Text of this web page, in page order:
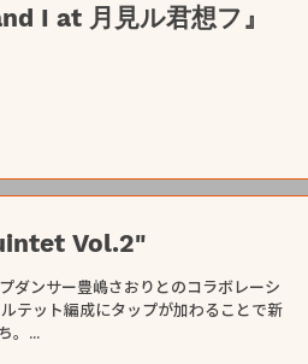
I at 月見ル君想フ』
Vol.2"
ンサー豊嶋さおりとのコラボレーシ
テット編成にタップが加わることで新
。...